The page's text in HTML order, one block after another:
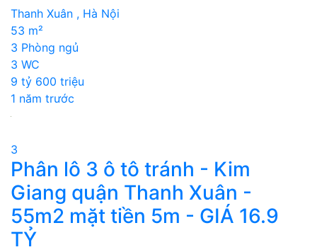
Thanh Xuân , Hà Nội
53 m²
3 Phòng ngủ
3 WC
9 tỷ 600 triệu
1 năm trước
3
Phân lô 3 ô tô tránh - Kim
Giang quận Thanh Xuân -
55m2 mặt tiền 5m - GIÁ 16.9
TỶ